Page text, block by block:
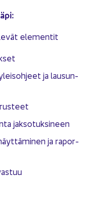
ele­men­tit
ja lausun­
jak­so­tuk­si­neen
ja ra­por­